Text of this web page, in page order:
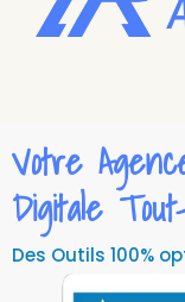
Votre
Digitale
Des Outils 100%